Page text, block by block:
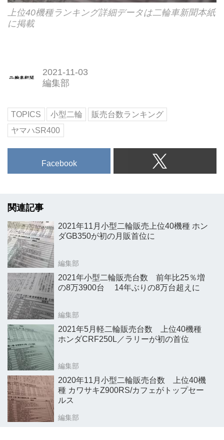
上位40機種ランキング詳細データは二輪車新聞本紙
に掲載
2021-11-03
編集部
TOPICS 小型二輪
販売台数ランキング
ヤマハSR400
Facebook
関連記事
2021年11月小型二輪販売上位40機種 ホン
ダGB350が初の月販首位に
編集部
2021年小型二輪販売台数 前年比25％増
の8万3900台 14年ぶりの8万台超えに
編集部
2021年5月軽二輪販売台数 上位40機種
ホンダCRF250L／ラリーが初の首位
編集部
2020年11月小型二輪販売台数 上位40機
種 カワサキZ900RS/カフェがトップセー
ルス
編集部